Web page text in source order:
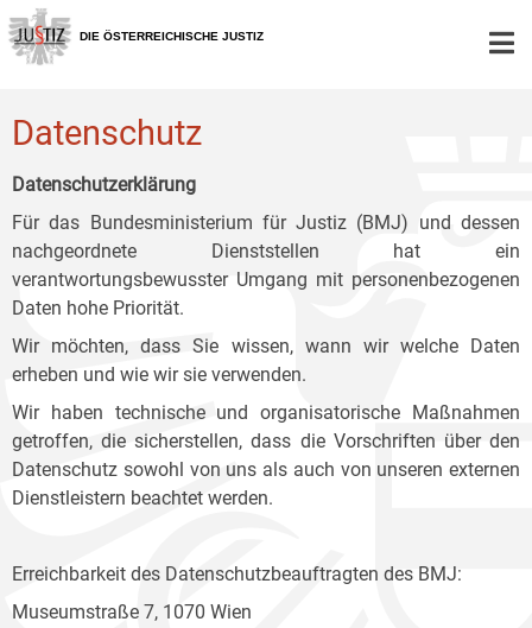
Zur
Hauptnavigation
[1]
Zum
Inhalt
[2]
Zum
Untermenü
[3]
DIE ÖSTERREICHISCHE JUSTIZ
Datenschutz
Datenschutzerklärung
Für das Bundesministerium für Justiz (BMJ) und dessen
nachgeordnete Dienststellen hat ein
verantwortungsbewusster Umgang mit personenbezogenen
Daten hohe Priorität.
Wir möchten, dass Sie wissen, wann wir welche Daten
erheben und wie wir sie verwenden.
Wir haben technische und organisatorische Maßnahmen
getroffen, die sicherstellen, dass die Vorschriften über den
Datenschutz sowohl von uns als auch von unseren externen
Dienstleistern beachtet werden.
Erreichbarkeit des Datenschutzbeauftragten des BMJ:
Museumstraße 7, 1070 Wien